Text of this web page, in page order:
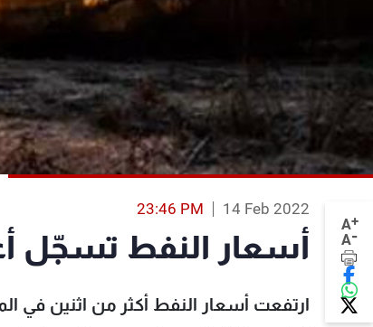
A+
A-
14 Feb 2022
23:46 PM
أسعار النفط تسجّل أعلى
ارتفعت أسعار النفط أكثر من اثنين في